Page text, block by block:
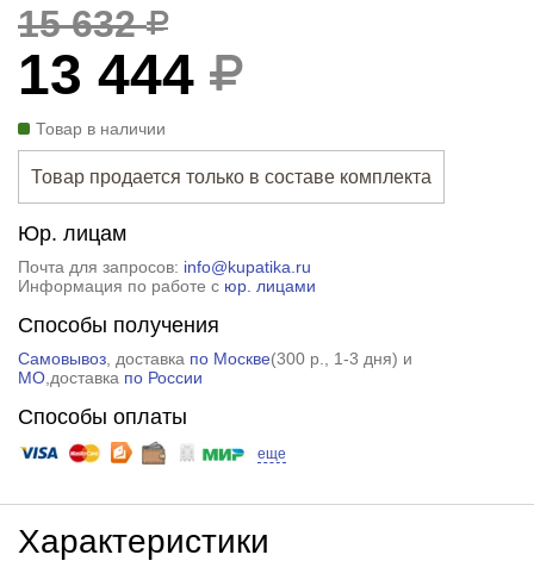
15 632
13 444
Товар в наличии
Товар продается только в составе комплекта
Юр. лицам
Почта для запросов: info@kupatika.ru
Информация по работе с юр. лицами
Способы получения
Самовывоз, доставка по Москве(300 р.
, 1-3 дня) и
МО,доставка по России
Способы оплаты
еще
Характеристики